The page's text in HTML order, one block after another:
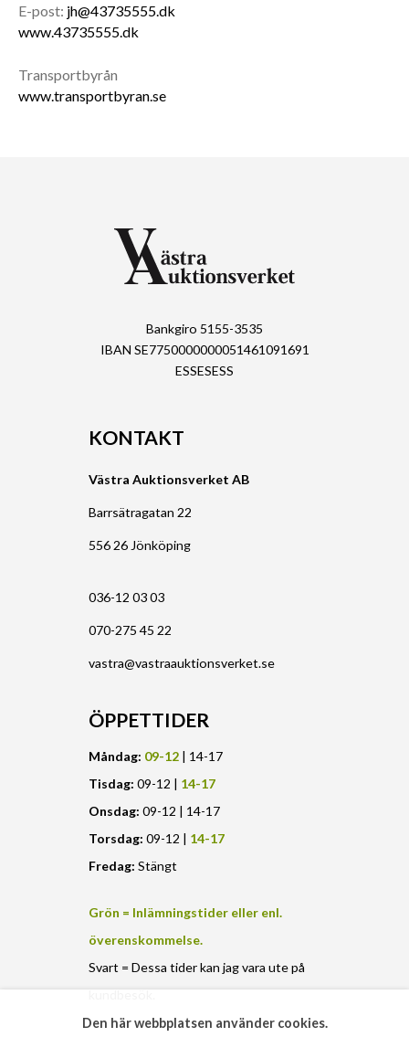
E-post: jh@43735555.dk
www.43735555.dk
Transportbyrån
www.transportbyran.se
Bankgiro 5155-3535
IBAN SE7750000000051461091691
ESSESESS
KONTAKT
Västra Auktionsverket AB
Barrsätragatan 22
556 26 Jönköping
036-12 03 03
070-275 45 22
vastra@vastraauktionsverket.se
ÖPPETTIDER
Måndag: 09-12 | 14-17
Tisdag: 09-12 | 14-17
Onsdag: 09-12 | 14-17
Torsdag: 09-12 | 14-17
Fredag: Stängt
Grön = Inlämningstider eller enl.
överenskommelse.
Svart = Dessa tider kan jag vara ute på
kundbesök.
Den här webbplatsen använder cookies.